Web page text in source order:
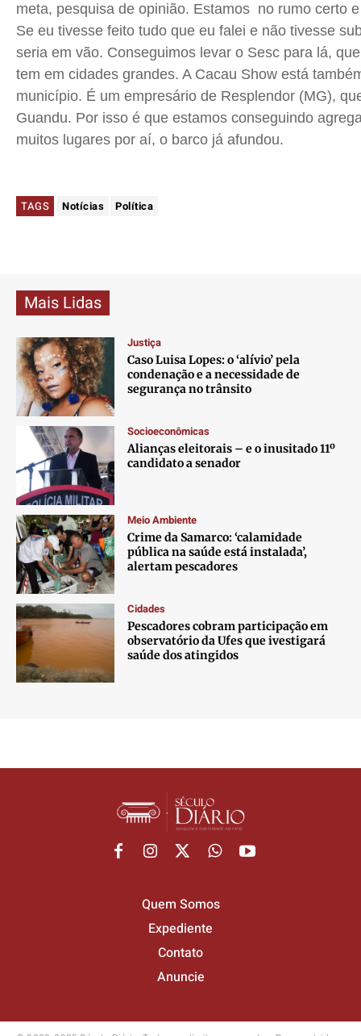
meta, pesquisa de opinião. Estamos no rumo certo
Se eu tivesse feito tudo que eu falei e não tivesse
seria em vão. Conseguimos levar o Sesc para lá,
tem em cidades grandes. A Cacau Show está
município. É um empresário de Resplendor (MG),
Guandu. Por isso é que estamos conseguindo
muitos lugares por aí, o barco já afundou.
TAGS Notícias Política
Mais Lidas
Justiça
Caso Luisa Lopes: o ‘alívio’ pela
condenação e a necessidade de
segurança no trânsito
Socioeconômicas
Alianças eleitorais – e o inusitado 11º
candidato a senador
Meio Ambiente
Crime da Samarco: ‘calamidade
pública na saúde está instalada’,
alertam pescadores
Cidades
Pescadores cobram participação em
observatório da Ufes que ivestigará
saúde dos atingidos
Quem Somos
Expediente
Contato
Anuncie